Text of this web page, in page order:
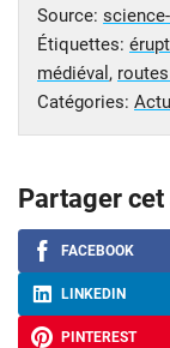
Source:
Étiquettes:
médiéval ,
Catégories:
Partager
FACEBOOK
LINKEDIN
PINTEREST